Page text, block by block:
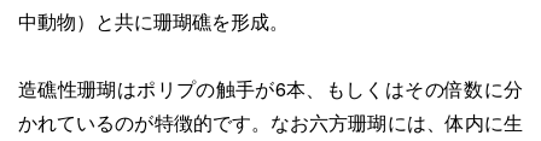
中動物）と共に珊瑚礁を形成。
造礁性珊瑚はポリプの触手が6本、もしくはその倍数に分
かれているのが特徴的です。なお六方珊瑚には、体内に生